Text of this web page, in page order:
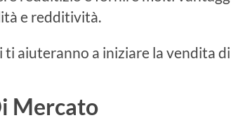
e redditività.
ti aiuteranno a iniziare la vendita
Mercato